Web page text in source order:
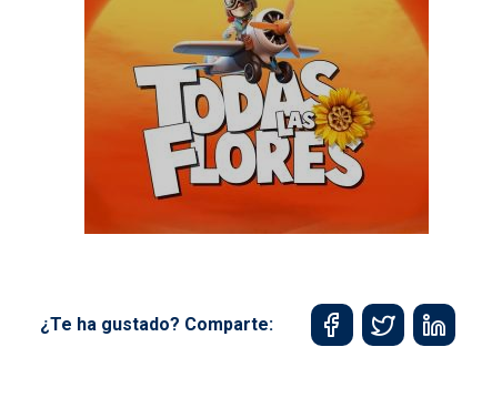
¿Te ha gustado? Comparte: